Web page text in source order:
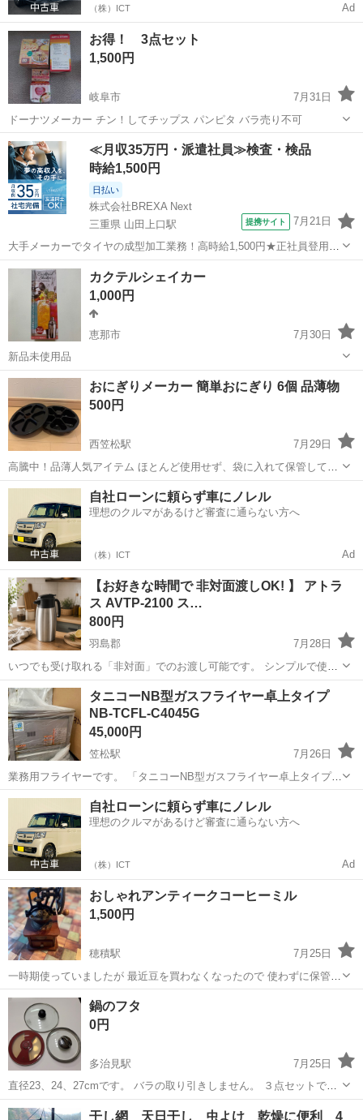
（株）ICT Ad
お得！ 3点セット
1,500円
岐阜市
7月31日
ドーナツメーカー チン！してチップス パンピタ バラ売り不可
岐阜 岐阜市 調理器具
≪月収35万円・派遣社員≫検査・検品
時給1,500円
日払い
株式会社BREXA Next
三重県 山田上口駅
提携サイト 7月21日
大手メーカーでタイヤの成型加工業務！高時給1,500円★正社員登用制
度あり！ワンルーム寮完備！マイカー通勤OK！無料駐車場あり！《三
重県伊勢市》 人気の工場のお仕事 ◇タイヤの製造◇ トラック・バ
ス・RV車用を中心とした...
三重 伊勢市 山田上口駅 その他
カクテルシェイカー
1,000円
恵那市
7月30日
新品未使用品
岐阜 恵那市 調理器具 シェイカー
おにぎりメーカー 簡単おにぎり 6個 品薄物
500円
西笠松駅
7月29日
高騰中！品薄人気アイテム ほとんど使用せず、袋に入れて保管してま
した。 美品です。 この状態物ではお値打ちでご案内しております。
一度に6個のおにぎりを均一に成形できる、 効率的な三角おにぎり用
プレス型です。 - 形状...
岐阜 岐阜市 西笠松駅 調理器具
自社ローンに頼らず車にノレル
理想のクルマがあるけど審査に通らない方へ
（株）ICT Ad
【お好きな時間で 非対面渡しOK! 】 アトラ
ス AVTP-2100 ス…
800円
羽島郡
7月28日
いつでも受け取れる「非対面」でのお渡し可能です。 シンプルで使い
やすいデザインのステンレス製卓上ポット 「AVTP-2100」です。 保
温・保冷に便利な真空断熱タイプで、 コーヒーやお茶などを長時間適
温で...
岐阜 羽島郡 ポット
タニコーNB型ガスフライヤー卓上タイプ
NB-TCFL-C4045G
45,000円
笠松駅
7月26日
業務用フライヤーです。 「タニコーNB型ガスフライヤー卓上タイプ
NB-TCFL-C4045G」 都市ガス用です。 高さが合わなかったため出品し
す。 ...
岐阜 羽島郡 笠松駅 調理器具
自社ローンに頼らず車にノレル
理想のクルマがあるけど審査に通らない方へ
（株）ICT Ad
おしゃれアンティークコーヒーミル
1,500円
穂積駅
7月25日
一時期使っていましたが 最近豆を買わなくなったので 使わずに保管し
ていました レトロでおしゃれなミルです よかったら使ってください！
岐阜 岐阜市 穂積駅
鍋のフタ
0円
多治見駅
7月25日
直径23、24、27cmです。 バラの取り引きしません。 ３点セットでお
願いします。
岐阜 多治見市 多治見駅 調理器具 バラ
干し網 天日干し 虫よけ 乾燥に便利 4